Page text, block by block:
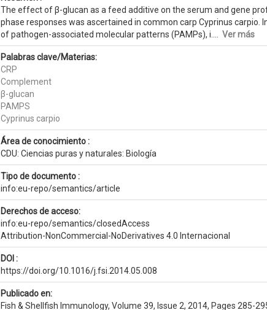
The effect of β-glucan as a feed additive on the serum and gene
phase responses was ascertained in common carp Cyprinus
of pathogen-associated molecular patterns (PAMPs), i.... Ver más
Palabras clave/Materias:
CRP
Complement
β-glucan
PAMPS
Cyprinus carpio
Área de conocimiento :
CDU: Ciencias puras y naturales: Biología
Tipo de documento :
info:eu-repo/semantics/article
Derechos de acceso:
info:eu-repo/semantics/closedAccess
Attribution-NonCommercial-NoDerivatives 4.0 Internacional
DOI :
https://doi.org/10.1016/j.fsi.2014.05.008
Publicado en:
Fish & Shellfish Immunology, Volume 39, Issue 2, 2014, Pages 285-